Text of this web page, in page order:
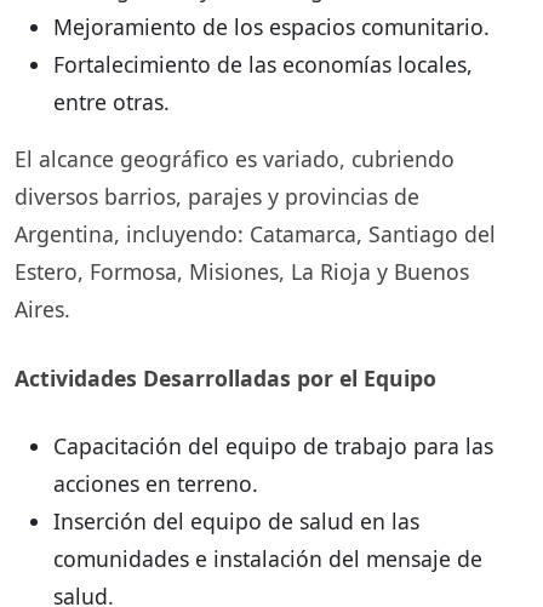
Mejoramiento de los espacios comunitario.
Fortalecimiento de las economías locales,
entre otras.
El alcance geográfico es variado, cubriendo
diversos barrios, parajes y provincias de
Argentina, incluyendo: Catamarca, Santiago del
Estero, Formosa, Misiones, La Rioja y Buenos
Aires.
Actividades Desarrolladas por el Equipo
Capacitación del equipo de trabajo para las
acciones en terreno.
Inserción del equipo de salud en las
comunidades e instalación del mensaje de
salud.